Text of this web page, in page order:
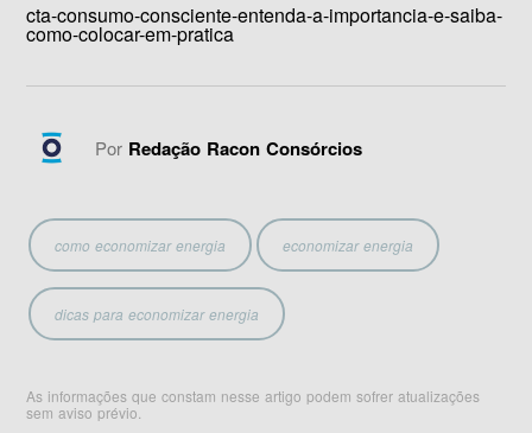
cta-consumo-consciente-entenda-a-importancia-e-saiba-
como-colocar-em-pratica
Por Redação Racon Consórcios
como economizar energia economizar energia
dicas para economizar energia
As informações que constam nesse artigo podem sofrer atualizações
sem aviso prévio.